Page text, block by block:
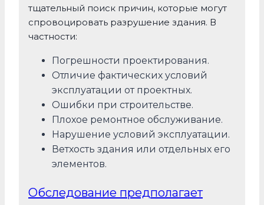
тщательный поиск причин, которые могут
спровоцировать разрушение здания. В
частности:
Погрешности проектирования.
Отличие фактических условий
эксплуатации от проектных.
Ошибки при строительстве.
Плохое ремонтное обслуживание.
Нарушение условий эксплуатации.
Ветхость здания или отдельных его
элементов.
Обследование предполагает